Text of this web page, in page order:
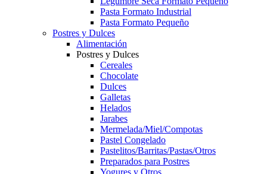
Pasta Formato Industrial
Pasta Formato Pequeño
Postres y Dulces
Alimentación
Postres y Dulces
Cereales
Chocolate
Dulces
Galletas
Helados
Jarabes
Mermelada/Miel/Compotas
Pastel Congelado
Pastelitos/Barritas/Pastas/Otros
Preparados para Postres
Yogures y Otros